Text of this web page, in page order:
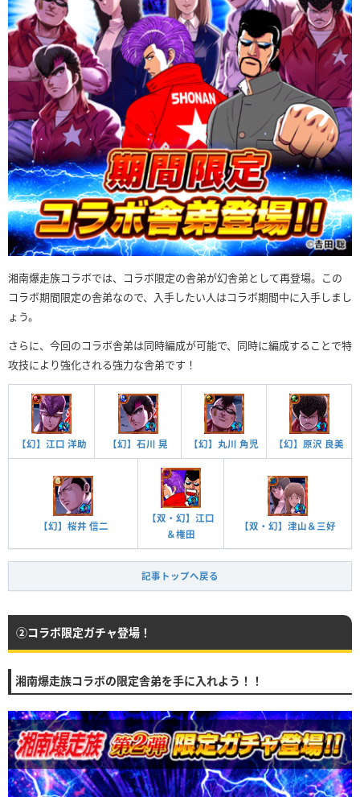
湘南爆走族コラボでは、コラボ限定の舎弟が幻舎弟として再登場。この
コラボ期間限定の舎弟なので、入手したい人はコラボ期間中に入手しまし
ょう。
さらに、今回のコラボ舎弟は同時編成が可能で、同時に編成することで特
攻技により強化される強力な舎弟です！
【幻】江口 洋助 【幻】石川 晃 【幻】丸川 角児 【幻】原沢 良美
【幻】桜井 信二
【双・幻】江口
＆権田
【双・幻】津山＆三好
記事トップへ戻る
②コラボ限定ガチャ登場！
湘南爆走族コラボの限定舎弟を手に入れよう！！